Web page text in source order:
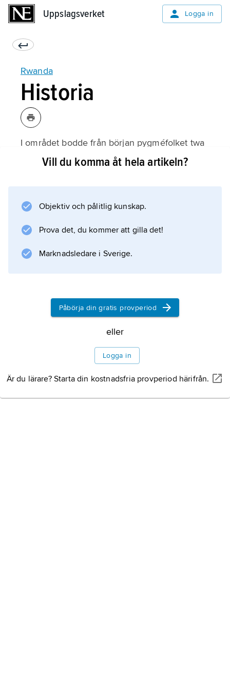
Uppslagsverket Logga in
Rwanda
Historia
I området bodde från början pygméfolket twa
som var jägare. Från 1000-talet invandrade
folkgrupperna smälte så småningom delvis
samman. Ordet tutsi betydde då inte i första
Vill du komma åt hela artikeln?
Objektiv och pålitlig kunskap.
Prova det, du kommer att gilla det!
Marknadsledare i Sverige.
Påbörja din gratis provperiod
eller
Logga in
Är du lärare? Starta din kostnadsfria provperiod härifrån.